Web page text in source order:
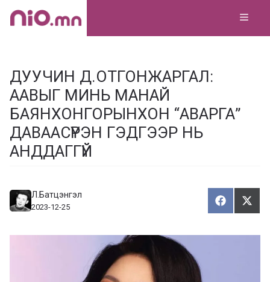
Skip
ДУУЧИН Д.ОТГОНЖАРГАЛ:
ААВЫГ МИНЬ МАНАЙ
БАЯНХОНГОРЫНХОН “АВАРГА”
ДАВААСҮРЭН ГЭДГЭЭР НЬ
АНДДАГГҮЙ
Л.Батцэнгэл
2023-12-25
Х
у
а
Т
э